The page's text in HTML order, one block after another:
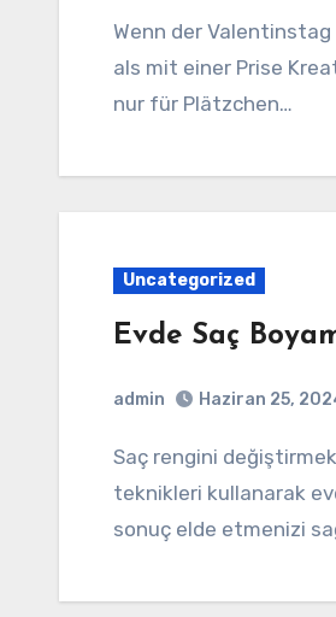
Wenn der Valentinstag näher rückt, gibt es keine bessere Möglichkeit, Ihre Liebe zu zeigen,
als mit einer Prise
nur für Plätzchen…
Uncategorized
Evde Saç
admin Haziran 25,
Saç rengini değiştirmek, bazen hem eğlenceli hem de biraz korkutucu olabilir. Ancak doğru
teknikleri kullanarak
sonuç elde etmenizi